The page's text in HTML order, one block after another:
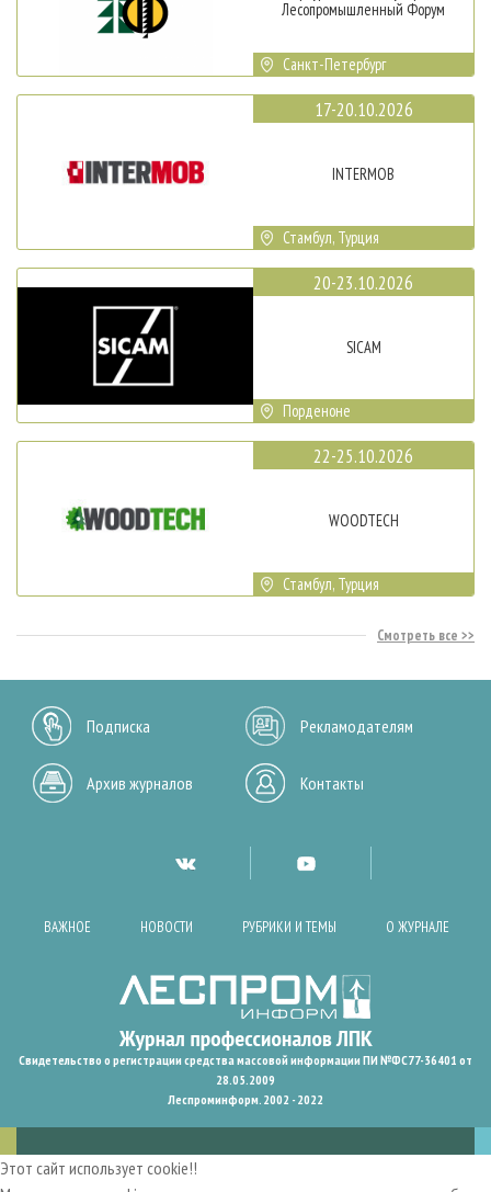
Лесопромышленный Форум
Санкт-Петербург
17-20.10.2026
INTERMOB
Стамбул, Турция
20-23.10.2026
SICAM
Порденоне
22-25.10.2026
WOODTECH
Стамбул, Турция
Смотреть все
Подписка Рекламодателям
Архив журналов Контакты
ВАЖНОЕ НОВОСТИ РУБРИКИ И ТЕМЫ О ЖУРНАЛЕ
Свидетельство о регистрации средства массовой информации ПИ №ФС77-36401 от
28.05.2009
Леспроминформ. 2002 - 2022
Этот сайт использует cookie!!